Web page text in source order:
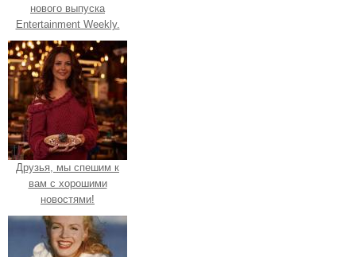
нового выпуска
Entertainment Weekly.
Друзья, мы спешим к
вам с хорошими
новостями!